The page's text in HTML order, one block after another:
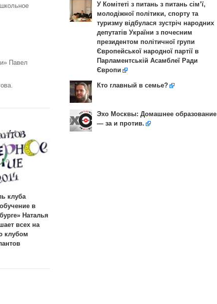
Павел
клуба
в
Наталья
всех на
клубом
У Комітеті з питань з питань сім’ї,
молодіжної політики, спорту та
туризму відбулася зустріч народних
депутатів України з почесним
президентом політичної групи
Європейської народної партії в
Парламентській Асамблеї Ради
Європи
Кто главный в семье?
Эхо Москвы: Домашнее образование
— за и против.